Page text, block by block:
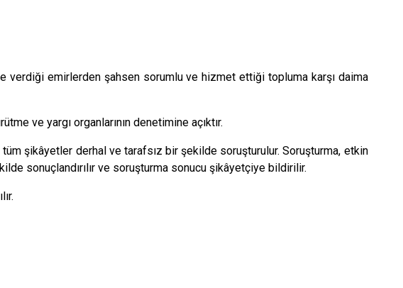
verdiği emirlerden şahsen sorumlu ve hizmet ettiği topluma karşı daima
ve yargı organlarının denetimine açıktır.
şikâyetler derhal ve tarafsız bir şekilde soruşturulur. Soruşturma, etkin
sonuçlandırılır ve soruşturma sonucu şikâyetçiye bildirilir.